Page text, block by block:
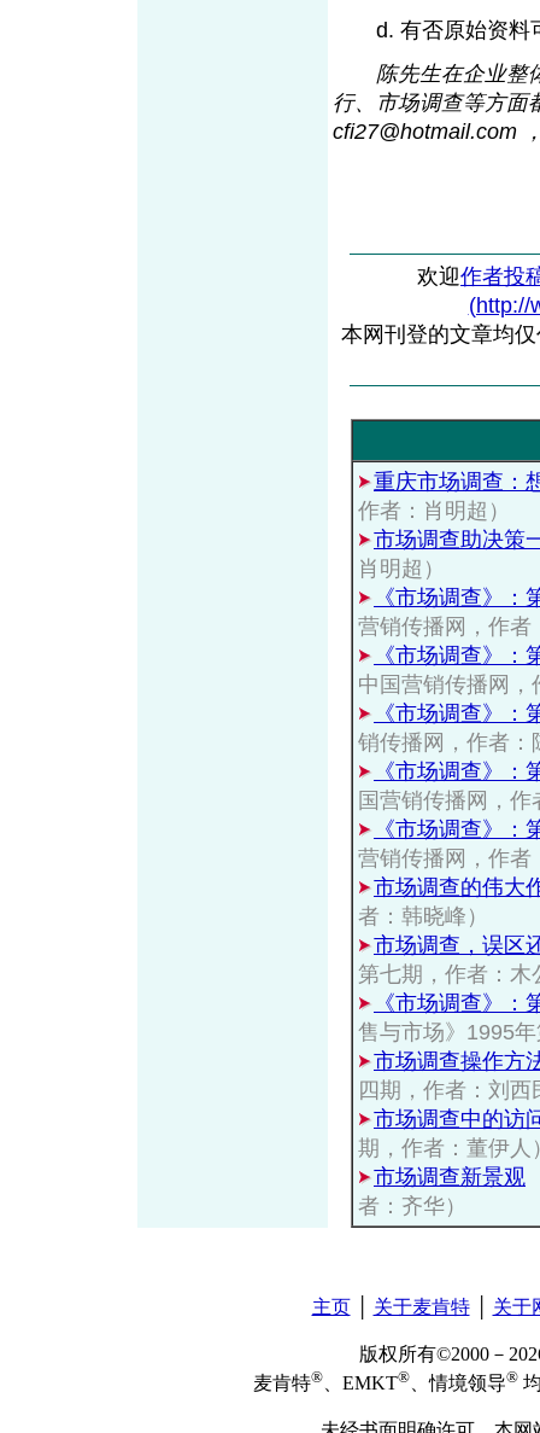
d. 有否原始资料可
陈先生在企业整
行、市场调查等方
cfi27@hotmail.com
欢迎作者投
(http://
本网刊登的文章均
重庆市场调查：
作者：肖明超）
市场调查助决策
肖明超）
《市场调查》
营销传播网，作者
《市场调查》
中国营销传播网，
《市场调查》
销传播网，作者：
《市场调查》
国营销传播网，作
《市场调查》
营销传播网，作者
市场调查的伟大
者：韩晓峰）
市场调查，误区
第七期，作者：木
《市场调查》
售与市场》1995
市场调查操作方
四期，作者：刘西
市场调查中的访
期，作者：董伊人
市场调查新景观
者：齐华）
主页│ 关于麦肯特│ 关于
版权所有©2000－
麦肯特® 、EMKT® 、情境领导®